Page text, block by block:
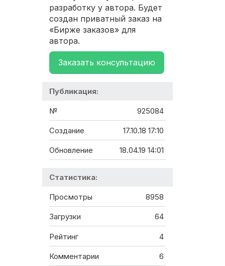
разработку у автора. Будет
создан приватный заказ на
«Бирже заказов» для
автора.
Заказать консультацию
Публикация:
№ 925084
Создание 17.10.18 17:10
Обновление 18.04.19 14:01
Статистика:
Просмотры 8958
Загрузки 64
Рейтинг 4
Комментарии 6